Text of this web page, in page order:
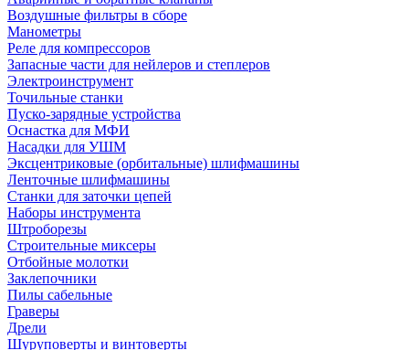
Воздушные фильтры в сборе
Манометры
Реле для компрессоров
Запасные части для нейлеров и степлеров
Электроинструмент
Точильные станки
Пуско-зарядные устройства
Оснастка для МФИ
Насадки для УШМ
Эксцентриковые (орбитальные) шлифмашины
Ленточные шлифмашины
Станки для заточки цепей
Наборы инструмента
Штроборезы
Строительные миксеры
Отбойные молотки
Заклепочники
Пилы сабельные
Граверы
Дрели
Шуруповерты и винтоверты